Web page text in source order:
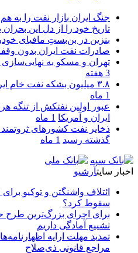
جنگ ایران بازار نفت را به
تاریخ خود را از دل این
بنزین در بن‌بستِ مافیای
صادرات نفت ایران بدون
تهران و مسکو به نهایی‌سازی
3 هفته
۳.۸ میلیون بشکه نفت خام ایران از محاصره آمریکا عبور کرد
1 ماه
عبور اولین نفتکش از تنگه
ایران و آمریکا 1 ماه
گذشته رسید 1 ماه
اخبار سایتآرشیو
ائتلاف واشنگتن و توکیو
سقوط کرد؟
برای اجرای بزرگ‌ترین
تشییع آمادگی داریم
تمدید مهلت ارایه
مراجع قانونی ذی‌‏صلاح